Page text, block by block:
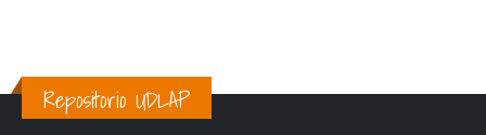
Repositorio UDLAP